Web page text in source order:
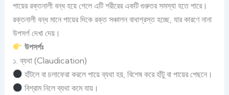
পায়ের রক্তনালী বন্ধ হয়ে গেলে এটি শরীরের একটি গুরুতর সমস্যা হতে পারে।
রক্তনালী বন্ধ মানে পায়ের দিকে রক্ত সঞ্চালন বাধাগ্রস্ত হচ্ছে, যার কারণে নানা
উপসর্গ দেখা দেয়।
উপসর্গঃ
১. ব্যথা (Claudication)
হাঁটলে বা চলাফেরা করলে পায়ে ব্যথা হয়, বিশেষ করে হাঁটু বা পায়ের পেছনে।
বিশ্রাম নিলে ব্যথা কমে যায়।